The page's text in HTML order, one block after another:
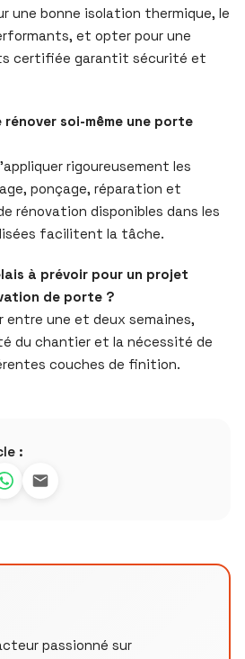
une bonne isolation thermique, le
et opter pour une
certifiée garantit sécurité et
soi-même une porte
rigoureusement les
ponçage, réparation et
rénovation disponibles dans les
facilitent la tâche.
à prévoir pour un projet
de porte ?
entre une et deux semaines,
du chantier et la nécessité de
couches de finition.
:
passionné sur